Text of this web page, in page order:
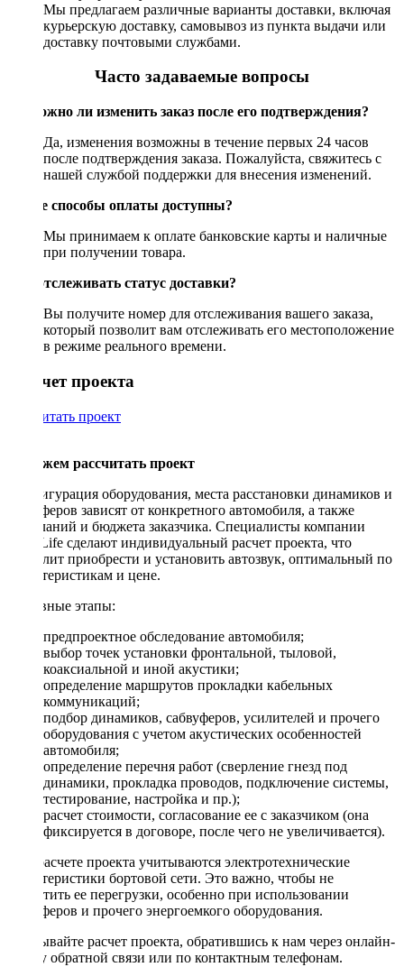
Мы предлагаем различные варианты доставки, включая
курьерскую доставку, самовывоз из пункта выдачи или
доставку почтовыми службами.
Часто задаваемые вопросы
Возможно ли изменить заказ после его подтверждения?
Да, изменения возможны в течение первых 24 часов
после подтверждения заказа. Пожалуйста, свяжитесь с
нашей службой поддержки для внесения изменений.
Какие способы оплаты доступны?
Мы принимаем к оплате банковские карты и наличные
при получении товара.
Как отслеживать статус доставки?
Вы получите номер для отслеживания вашего заказа,
который позволит вам отслеживать его местоположение
в режиме реального времени.
Рассчет проекта
Рассчитать проект
Поможем рассчитать проект
Конфигурация оборудования, места расстановки динамиков и
сабвуферов зависят от конкретного автомобиля, а также
пожеланий и бюджета заказчика. Специалисты компании
DriveLife сделают индивидуальный расчет проекта, что
позволит приобрести и установить автозвук, оптимальный по
характеристикам и цене.
Основные этапы:
предпроектное обследование автомобиля;
выбор точек установки фронтальной, тыловой,
коаксиальной и иной акустики;
определение маршрутов прокладки кабельных
коммуникаций;
подбор динамиков, сабвуферов, усилителей и прочего
оборудования с учетом акустических особенностей
автомобиля;
определение перечня работ (сверление гнезд под
динамики, прокладка проводов, подключение системы,
тестирование, настройка и пр.);
расчет стоимости, согласование ее с заказчиком (она
фиксируется в договоре, после чего не увеличивается).
При расчете проекта учитываются электротехнические
характеристики бортовой сети. Это важно, чтобы не
допустить ее перегрузки, особенно при использовании
сабвуферов и прочего энергоемкого оборудования.
Заказывайте расчет проекта, обратившись к нам через онлайн-
форму обратной связи или по контактным телефонам.